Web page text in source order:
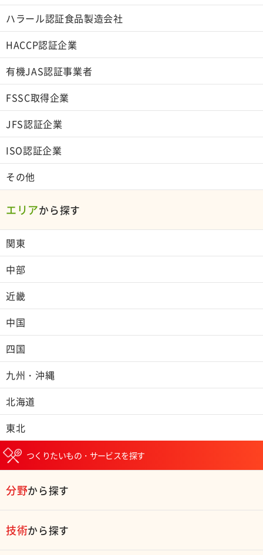
ハラール認証食品製造会社
HACCP認証企業
有機JAS認証事業者
FSSC取得企業
JFS認証企業
ISO認証企業
その他
エリアから探す
関東
中部
近畿
中国
四国
九州・沖縄
北海道
東北
つくりたいもの・サービスを探す
分野から探す
技術から探す